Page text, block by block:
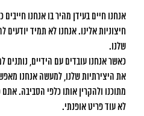
אנחנו חיים בעידן מהיר בו אנחנו
חיצוניות אלינו. אנחנו לא תמיד
שלנו.
כאשר אנחנו עובדים עם הידיים, נותנים
את היצירתיות שלנו, למעשה אנחנו
מתוכנו ולהקרין אותו כלפי הסביבה.
לא עוד פריט אופנתי.